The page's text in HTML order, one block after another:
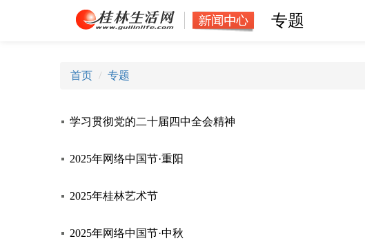
专题
首页 专题
学习贯彻党的二十届四中全会精神
2025年网络中国节·重阳
2025年桂林艺术节
2025年网络中国节·中秋